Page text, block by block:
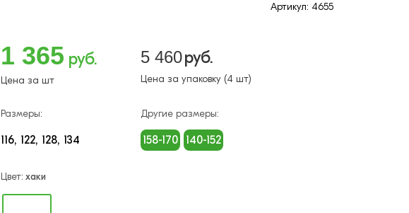
Артикул: 4655
1 365 руб.
Цена за шт
5 460руб.
Цена за упаковку (4 шт)
Размеры:
116 122 128 134
Другие размеры:
158-170 140-152
Цвет: хаки